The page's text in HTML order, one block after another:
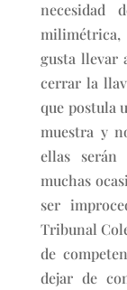
necesidad
gusta llevar
cerrar la
que postula
muestra y
ellas
muchas
ser
Tribunal
de
dejar de